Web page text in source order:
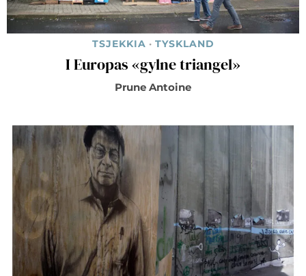
TSJEKKIA · TYSKLAND
I Europas «gylne triangel»
Prune Antoine